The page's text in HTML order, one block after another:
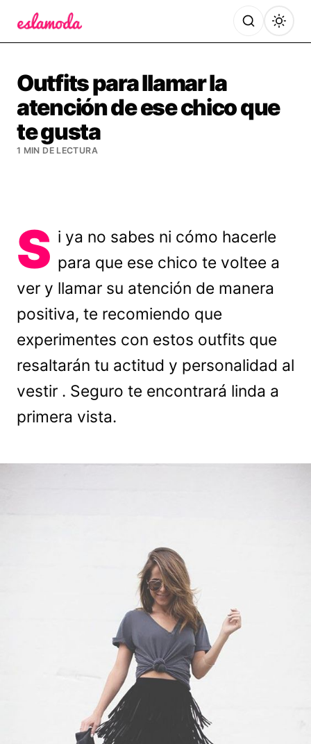
Outfits para llamar la
atención de ese chico que
te gusta
1 MIN DE LECTURA
S i ya no sabes ni cómo hacerle
para que ese chico te voltee a
ver y llamar su atención de manera
positiva, te recomiendo que
experimentes con estos outfits que
resaltarán tu actitud y personalidad al
vestir . Seguro te encontrará linda a
primera vista.